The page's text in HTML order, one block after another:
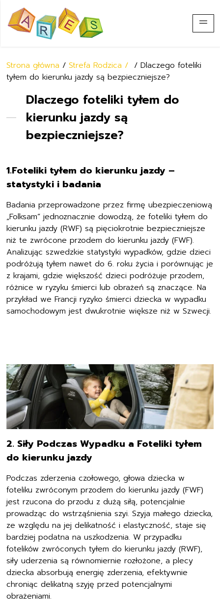
Strona główna /Strefa Rodzica / / Dlaczego foteliki
tyłem do kierunku jazdy są bezpieczniejsze?
Dlaczego foteliki tyłem do
kierunku jazdy są
bezpieczniejsze?
1.Foteliki tyłem do kierunku jazdy –
statystyki i badania
Badania przeprowadzone przez firmę ubezpieczeniową
„Folksam” jednoznacznie dowodzą, że foteliki tyłem do
kierunku jazdy (RWF) są pięciokrotnie bezpieczniejsze
niż te zwrócone przodem do kierunku jazdy (FWF).
Analizując szwedzkie statystyki wypadków, gdzie dzieci
podróżują tyłem nawet do 6. roku życia i porównując je
z krajami, gdzie większość dzieci podróżuje przodem,
różnice w ryzyku śmierci lub obrażeń są znaczące. Na
przykład we Francji ryzyko śmierci dziecka w wypadku
samochodowym jest dwukrotnie większe niż w Szwecji.
2. Siły Podczas Wypadku a Foteliki tyłem
do kierunku jazdy
Podczas zderzenia czołowego, głowa dziecka w
foteliku zwróconym przodem do kierunku jazdy (FWF)
jest rzucona do przodu z dużą siłą, potencjalnie
prowadząc do wstrząśnienia szyi. Szyja małego dziecka,
ze względu na jej delikatność i elastyczność, staje się
bardziej podatna na uszkodzenia. W przypadku
fotelików zwróconych tyłem do kierunku jazdy (RWF),
siły uderzenia są równomiernie rozłożone, a plecy
dziecka absorbują energię zderzenia, efektywnie
chroniąc delikatną szyję przed potencjalnymi
obrażeniami.